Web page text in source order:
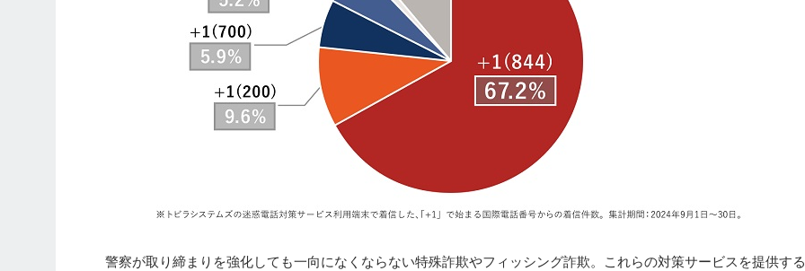
警察が取り締まりを強化しても一向になくならない特殊詐欺やフィッシング詐欺。これらの対策サービスを提供する